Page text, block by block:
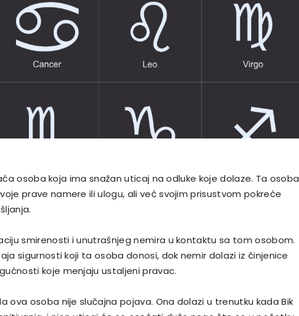
osoba koja ima snažan uticaj na odluke koje dolaze. Ta osoba
prave namere ili ulogu, ali već svojim prisustvom pokreće
smirenosti i unutrašnjeg nemira u kontaktu sa tom osobom.
sigurnosti koji ta osoba donosi, dok nemir dolazi iz činjenice
koje menjaju ustaljeni pravac.
ova osoba nije slučajna pojava. Ona dolazi u trenutku kada Bik